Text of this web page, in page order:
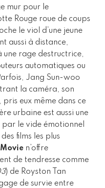
mur pour le
Rouge roue de coups
le viol d’une jeune
aussi à distance,
une rage destructrice,
automatiques ou
Jang Sun-woo
la caméra, son
pris eux même dans ce
urbaine est aussi une
le vide émotionnel
films les plus
n’offre
de tendresse comme
) de Royston Tan
de survie entre